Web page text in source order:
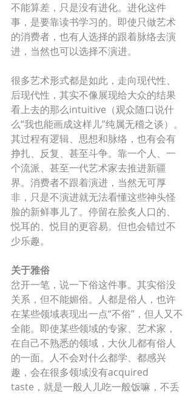
不能算差，只是没有进化。进化这件
事，是要靠读书学习的。即使只做艺术
的消费者，也有人选择的跟着脉络去演
进，当然也可以选择不演进。
很多艺术形式都是如此，走向现代性、
后现代性，其实不像展现给大众的结果
看上去的那么intuitive（观众随口说什
么“我也能画成这样儿”纯属无稽之谈）。
其过程有逻辑、思想和脉络，也有会有
挣扎、反复、甚至斗争。靠一个人、一
个流派、甚至一代艺术家去推进新疆
界。消费者不跟着演进，当然无可厚
非，只是不演进就无法看懂这些神头怪
脸的新鲜事儿了。停留在脍炙人口的、
悦耳的、悦目的更容易。但也会错过不
少乐趣。
关于雅俗
岔开一笔，说一下俗这件事。其实俗没
关系，但不能媚俗。人都是俗人，也许
在某些领域表现出一点“不俗”，但人又不
全能。即使某些领域的专家、艺术家，
在自己不熟悉的领域，大伙儿都有俗人
的一面。人不会对什么都学、都感兴
趣，会在很多领域没有acquired
taste，就是一般人儿吃一般饭嘛，不丢